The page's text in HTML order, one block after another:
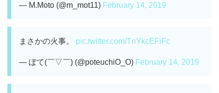
— M.Moto (@m_mot11) February 14, 2019
まさかの火事。 pic.twitter.com/TnYkcEFiFc
— ぽて(￣▽￣) (@poteuchiO_O) February 14, 2019